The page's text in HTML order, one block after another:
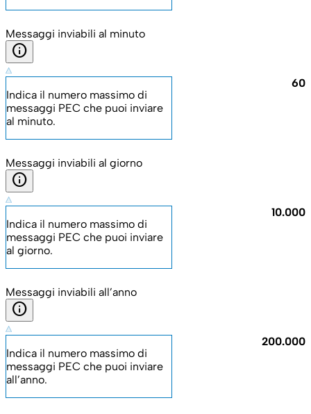
Messaggi inviabili al minuto
info
Indica il numero massimo di
messaggi PEC che puoi inviare
al minuto.
60
Messaggi inviabili al giorno
info
Indica il numero massimo di
messaggi PEC che puoi inviare
al giorno.
10.000
Messaggi inviabili all’anno
info
Indica il numero massimo di
messaggi PEC che puoi inviare
all’anno.
200.000